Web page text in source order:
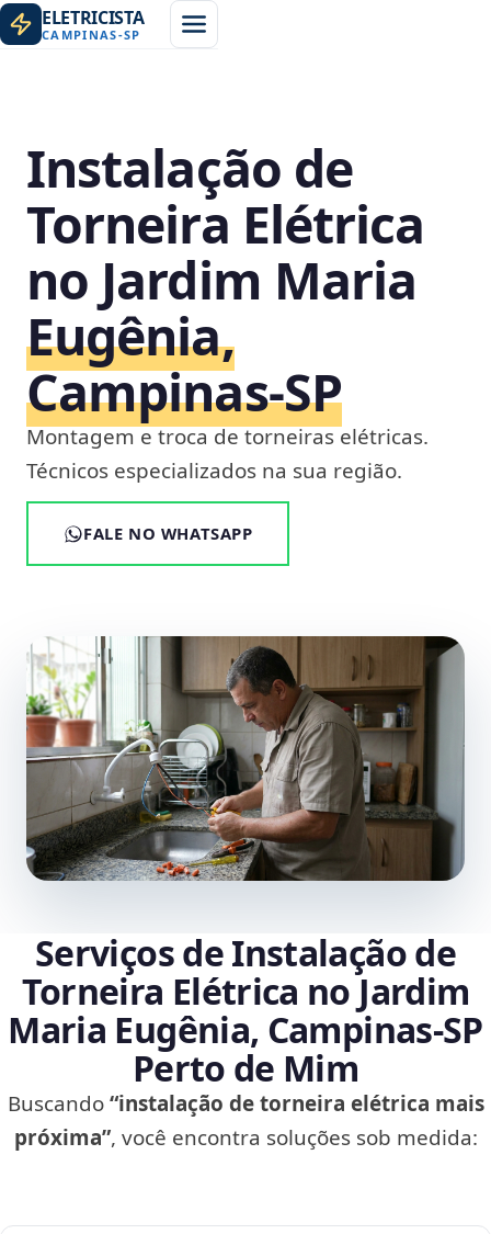
ELETRICISTA
CAMPINAS-SP
Instalação de
Torneira Elétrica
no Jardim Maria
Eugênia,
Campinas‑SP
Montagem e troca de torneiras elétricas.
Técnicos especializados na sua região.
FALE NO WHATSAPP
Serviços de Instalação de
Torneira Elétrica no Jardim
Maria Eugênia, Campinas‑SP
Perto de Mim
Buscando“instalação de torneira elétrica mais
próxima”, você encontra soluções sob medida: